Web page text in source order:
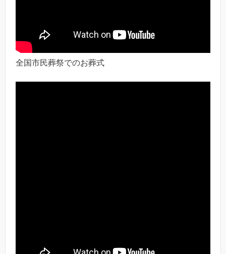
全国市民葬祭でのお葬式